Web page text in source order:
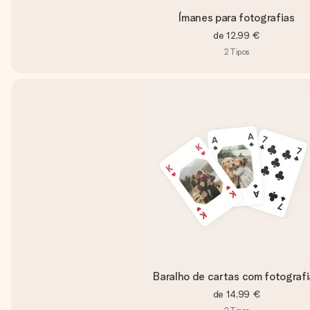
Ímanes para fotografias
de 12,99 €
2 Tipos
Baralho de cartas com
de 14,99 €